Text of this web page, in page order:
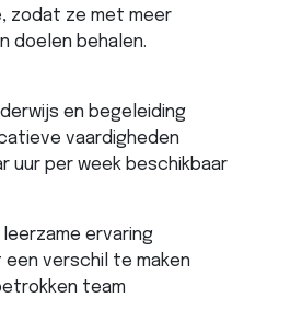
zodat ze met meer
doelen behalen.
en begeleiding
vaardigheden
uur per week beschikbaar
leerzame ervaring
een verschil te maken
team